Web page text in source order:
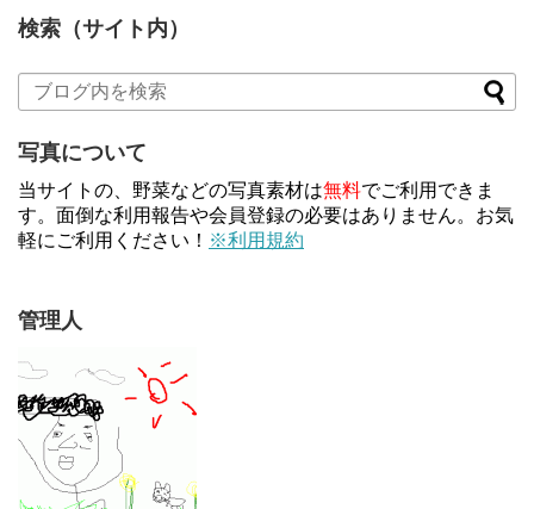
検索（サイト内）
写真について
当サイトの、野菜などの写真素材は無料でご利用できま
す。面倒な利用報告や会員登録の必要はありません。お気
軽にご利用ください！ ※利用規約
管理人